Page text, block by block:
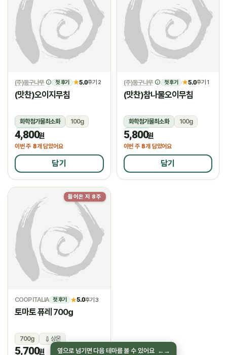
(주)둥구나무 첫 후기 ★5.0후기 2
(맛찬)오이지무침
화학첨가물최소화
100g
냉장
4,800원
이번 주 8개 담았어요
담기
(주)둥구나무 첫 후기 ★5.0후기 1
(맛찬)참나물오이무침
화학첨가물최소화
100g
냉장
5,800원
이번 주 8개 담았어요
담기
들어온 지 8주
COOP ITALIA 첫 후기 ★5.0후기 3
토마토 퓨레 700g
700g 상온
5,700원 옆으로 넘기면 다음 테마를 볼 수 있어요 ← →